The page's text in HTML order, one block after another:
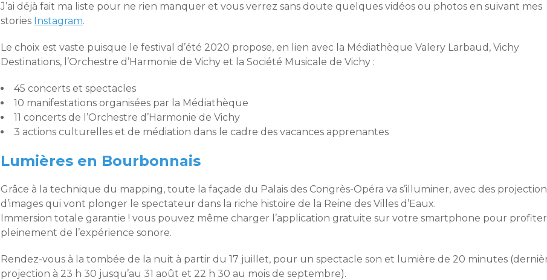
J’ai déjà fait ma liste pour ne rien manquer et vous verrez sans doute quelques vidéos ou photos en suivant mes
stories Instagram.
Le choix est vaste puisque le festival d’été 2020 propose, en lien avec la Médiathèque Valery Larbaud, Vichy
Destinations, l’Orchestre d’Harmonie de Vichy et la Société Musicale de Vichy :
45 concerts et spectacles
10 manifestations organisées par la Médiathèque
11 concerts de l’Orchestre d’Harmonie de Vichy
3 actions culturelles et de médiation dans le cadre des vacances apprenantes
Lumières en Bourbonnais
Grâce à la technique du mapping, toute la façade du Palais des Congrès-Opéra va s’illuminer, avec des
d’images qui vont plonger le spectateur dans la riche histoire de la Reine des Villes d’Eaux.
Immersion totale garantie ! vous pouvez même charger l’application gratuite sur votre smartphone pour profiter
pleinement de l’expérience sonore.
Rendez-vous à la tombée de la nuit à partir du 17 juillet, pour un spectacle son et lumière de 20 minutes
projection à 23 h 30 jusqu’au 31 août et 22 h 30 au mois de septembre).